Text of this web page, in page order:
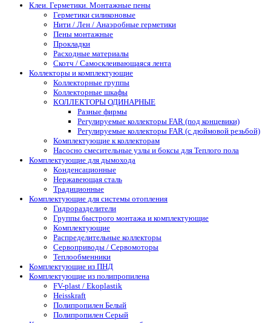
Клеи. Герметики. Монтажные пены
Герметики силиконовые
Нити / Лен / Анаэробные герметики
Пены монтажные
Прокладки
Расходные материалы
Скотч / Самосклеивающаяся лента
Коллекторы и комплектующие
Коллекторные группы
Коллекторные шкафы
КОЛЛЕКТОРЫ ОДИНАРНЫЕ
Разные фирмы
Регулируемые коллекторы FAR (под концевики)
Регулируемые коллекторы FAR (с дюймовой резьбой)
Комплектующие к коллекторам
Насосно смесительные узлы и боксы для Теплого пола
Комплектующие для дымохода
Конденсационные
Нержавеющая сталь
Традиционные
Комплектующие для системы отопления
Гидроразделители
Группы быстрого монтажа и комплектующие
Комплектующие
Распределительные коллекторы
Сервоприводы / Сервомоторы
Теплообменники
Комплектующие из ПНД
Комплектующие из полипропилена
FV-plast / Ekoplastik
Heisskraft
Полипропилен Белый
Полипропилен Серый